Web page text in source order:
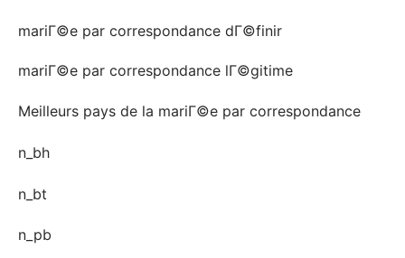
mariГ©e par correspondance dГ©finir
mariГ©e par correspondance lГ©gitime
Meilleurs pays de la mariГ©e par correspondance
n_bh
n_bt
n_pb